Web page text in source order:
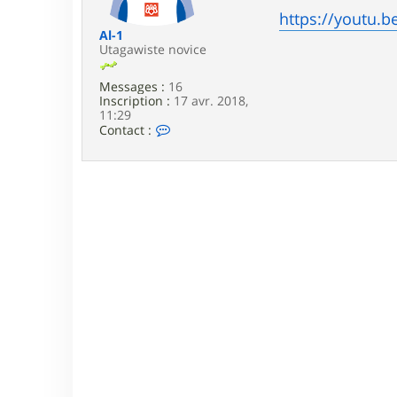
Al-1
Utagawiste novice
Messages : 16
Inscription : 17 avr. 2018,
11:29
Contact :
https://